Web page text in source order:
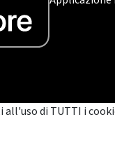
di TUTTI i